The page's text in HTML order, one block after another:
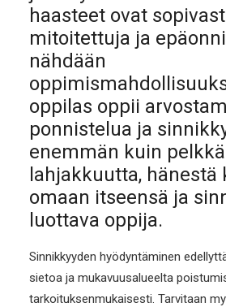
haasteet ovat
mitoitettuja ja
nähdään
oppilas oppii
ponnistelua ja
enemmän kuin
lahjakkuutta, hänestä
omaan itseensä ja
luottava oppija.
Sinnikkyyden hyödyntäminen
sietoa ja mukavuusalueelta
tarkoituksenmukaisesti. Tarvitaan